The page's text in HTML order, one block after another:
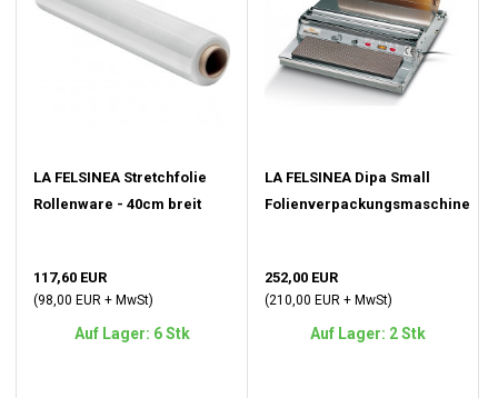
LA FELSINEA Stretchfolie
Rollenware - 40cm breit
117,60 EUR
(98,00 EUR + MwSt)
Auf Lager: 6 Stk
LA FELSINEA Dipa Small
Folienverpackungsmaschine
252,00 EUR
(210,00 EUR + MwSt)
Auf Lager: 2 Stk